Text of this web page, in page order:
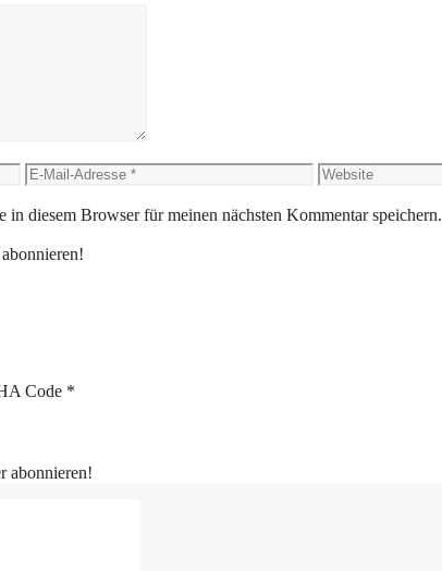
E-
Mail-
Adresse
Website
diesem Browser für meinen nächsten Kommentar speichern.
Code *
abonnieren!